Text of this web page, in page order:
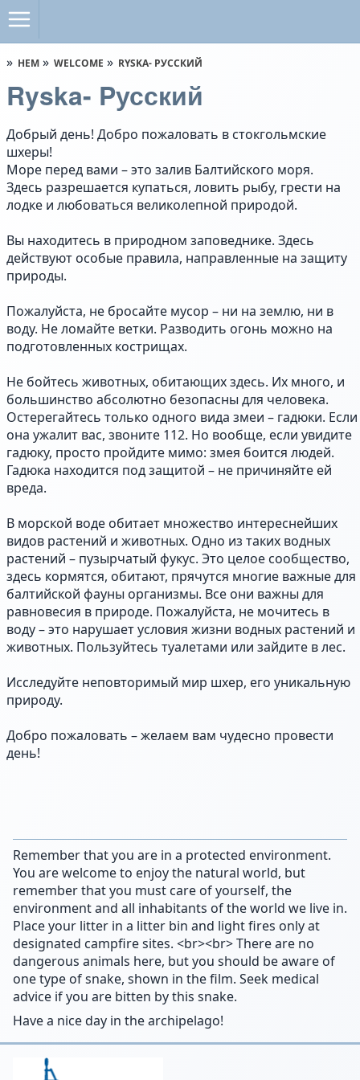
HEM WELCOME RYSKA- PУССКИЙ
Ryska- Pусский
Добрый день! Добро пожаловать в стокгольмские
шхеры!
Море перед вами – это залив Балтийского моря.
Здесь разрешается купаться, ловить рыбу, грести на
лодке и любоваться великолепной природой.
Вы находитесь в природном заповеднике. Здесь
действуют особые правила, направленные на защиту
природы.
Пожалуйста, не бросайте мусор – ни на землю, ни в
воду. Не ломайте ветки. Разводить огонь можно на
подготовленных кострищах.
Не бойтесь животных, обитающих здесь. Их много, и
большинство абсолютно безопасны для человека.
Остерегайтесь только одного вида змеи – гадюки. Если
она ужалит вас, звоните 112. Но вообще, если увидите
гадюку, просто пройдите мимо: змея боится людей.
Гадюка находится под защитой – не причиняйте ей
вреда.
В морской воде обитает множество интереснейших
видов растений и животных. Одно из таких водных
растений – пузырчатый фукус. Это целое сообщество,
здесь кормятся, обитают, прячутся многие важные для
балтийской фауны организмы. Все они важны для
равновесия в природе. Пожалуйста, не мочитесь в
воду – это нарушает условия жизни водных растений и
животных. Пользуйтесь туалетами или зайдите в лес.
Исследуйте неповторимый мир шхер, его уникальную
природу.
Добро пожаловать – желаем вам чудесно провести
день!
Remember that you are in a protected environment.
You are welcome to enjoy the natural world, but
remember that you must care of yourself, the
environment and all inhabitants of the world we live in.
Place your litter in a litter bin and light fires only at
designated campfire sites. <br><br> There are no
dangerous animals here, but you should be aware of
one type of snake, shown in the film. Seek medical
advice if you are bitten by this snake.
Have a nice day in the archipelago!